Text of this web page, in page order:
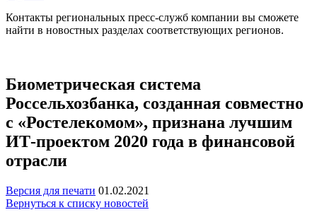
Контакты региональных пресс-служб компании вы сможете
найти в новостных разделах соответствующих регионов.
Биометрическая система
Россельхозбанка, созданная совместно
с «Ростелекомом», признана лучшим
ИТ-проектом 2020 года в финансовой
отрасли
Версия для печати 01.02.2021
Вернуться к списку новостей